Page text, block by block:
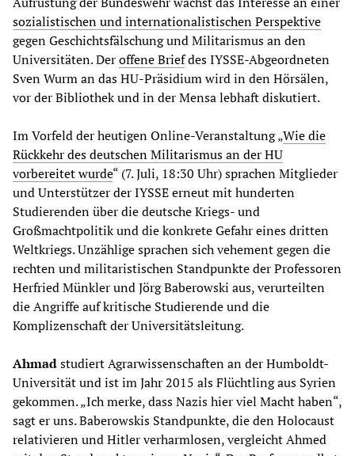
sozialistischen und internationalistischen Perspektive
gegen Geschichtsfälschung und Militarismus an den
Universitäten. Deroffene Briefdes IYSSE-Abgeordneten
Sven Wurm an das HU-Präsidium wird in den Hörsälen,
vor der Bibliothek und in der Mensa lebhaft diskutiert.
Im Vorfeld der heutigen Online-Veranstaltung „Wie die
Rückkehr des deutschen Militarismus an der HU
vorbereitet wurde“ (7. Juli, 18:30 Uhr) sprachen Mitglieder
und Unterstützer der IYSSE erneut mit hunderten
Studierenden über die deutsche Kriegs- und
Großmachtpolitik und die konkrete Gefahr eines dritten
Weltkriegs. Unzählige sprachen sich vehement gegen die
rechten und militaristischen Standpunkte der Professoren
Herfried Münkler und Jörg Baberowski aus, verurteilten
die Angriffe auf kritische Studierende und die
Komplizenschaft der Universitätsleitung.
Ahmadstudiert Agrarwissenschaften an der Humboldt-
Universität und ist im Jahr 2015 als Flüchtling aus Syrien
gekommen. „Ich merke, dass Nazis hier viel Macht haben“,
sagt er uns. Baberowskis Standpunkte, die den Holocaust
relativieren und Hitler verharmlosen, vergleicht Ahmed